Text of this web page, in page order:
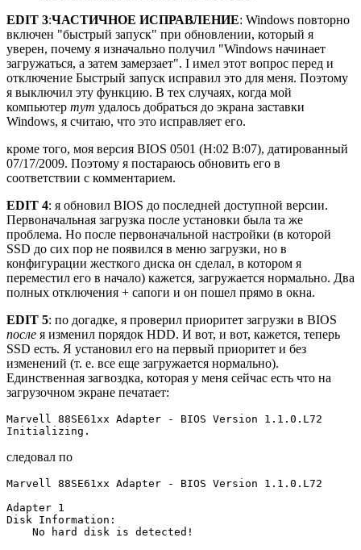
EDIT 3:ЧАСТИЧНОЕ ИСПРАВЛЕНИЕ: Windows повторно
включен "быстрый запуск" при обновлении, который я
уверен, почему я изначально получил "Windows начинает
загружаться, а затем замерзает". I имел этот вопрос перед и
отключение Быстрый запуск исправил это для меня. Поэтому
я выключил эту функцию. В тех случаях, когда мой
компьютер тут удалось добраться до экрана заставки
Windows, я считаю, что это исправляет его.
кроме того, моя версия BIOS 0501 (H:02 B:07), датированный
07/17/2009. Поэтому я постараюсь обновить его в
соответствии с комментарием.
EDIT 4: я обновил BIOS до последней доступной версии.
Первоначальная загрузка после установки была та же
проблема. Но после первоначальной настройки (в которой
SSD до сих пор не появился в меню загрузки, но в
конфигурации жесткого диска он сделал, в котором я
переместил его в начало) кажется, загружается нормально. Два
полных отключения + сапоги и он пошел прямо в окна.
EDIT 5: по догадке, я проверил приоритет загрузки в BIOS
после я изменил порядок HDD. И вот, и вот, кажется, теперь
SSD есть. Я установил его на первый приоритет и без
изменений (т. е. все еще загружается нормально).
Единственная загвоздка, которая у меня сейчас есть что на
загрузочном экране печатает:
Marvell 88SE61xx Adapter - BIOS Version 1.1.0.L72
следовал по
Marvell 88SE61xx Adapter - BIOS Version 1.1.0.L72
Adapter 1
Disk Information: